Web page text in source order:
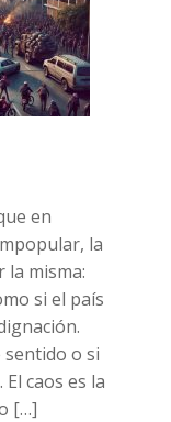
en
la
la misma:
si el país
o si
caos es la
[…]